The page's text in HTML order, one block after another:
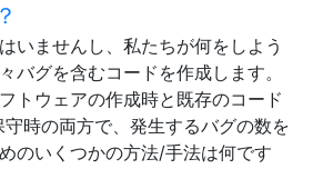
いませんし、私たちが何をしよう
バグを含むコードを作成します。
トウェアの作成時と既存のコード
時の両方で、発生するバグの数を
のいくつかの方法/手法は何です